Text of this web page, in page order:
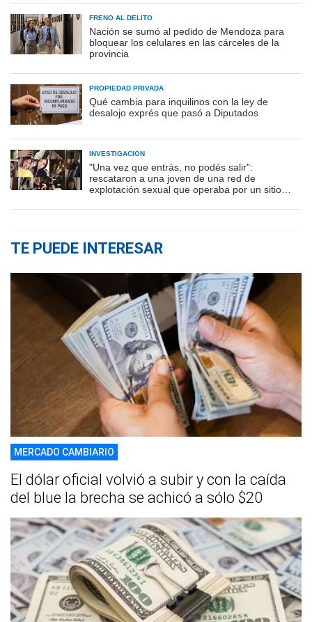
FRENO AL DELITO
Nación se sumó al pedido de Mendoza para
bloquear los celulares en las cárceles de la
provincia
PROPIEDAD PRIVADA
Qué cambia para inquilinos con la ley de
desalojo exprés que pasó a Diputados
INVESTIGACIÓN
"Una vez que entrás, no podés salir":
rescataron a una joven de una red de
explotación sexual que operaba por un sitio
TE PUEDE INTERESAR
MERCADO CAMBIARIO
El dólar oficial volvió a subir y con la caída
del blue la brecha se achicó a sólo $20